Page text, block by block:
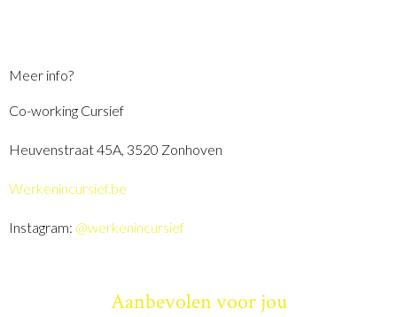
Meer info?
Co-working Cursief
Heuvenstraat 45A, 3520 Zonhoven
Werkenincursief.be
Instagram: @werkenincursief
Aanbevolen voor jou